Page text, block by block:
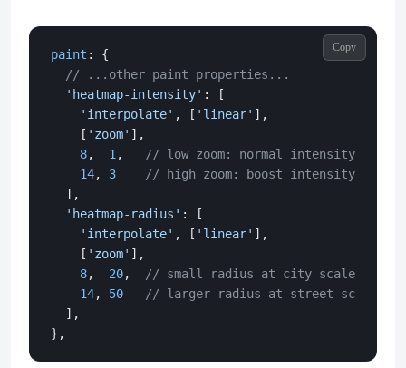
Copy
paint : {
// ...other paint properties...
'heatmap-intensity' : [
'interpolate' , [ 'linear' ],
    [
'zoom' ],
8, 1 ,
// low zoom: normal intensity
14, 3
// high zoom: boost intensity to
  ],
'heatmap-radius' : [
'interpolate' , [ 'linear' ],
    [
'zoom' ],
8, 20,
// small radius at city scale
14, 50
// larger radius at street scale
  ],